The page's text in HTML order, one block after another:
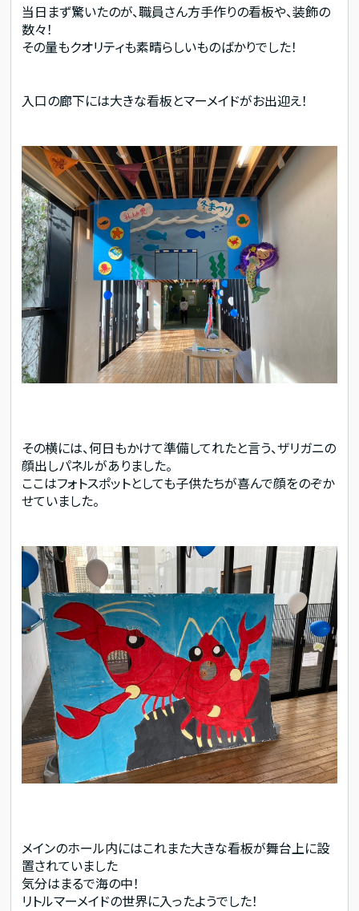
当日まず驚いたのが、職員さん方手作りの看板や、装飾の
数々！
その量もクオリティも素晴らしいものばかりでした！
入口の廊下には大きな看板とマーメイドがお出迎え！
その横には、何日もかけて準備してれたと言う、ザリガニの
顔出しパネルがありました。
ここはフォトスポットとしても子供たちが喜んで顔をのぞか
せていました。
メインのホール内にはこれまた大きな看板が舞台上に設
置されていました
気分はまるで海の中！
リトルマーメイドの世界に入ったようでした！